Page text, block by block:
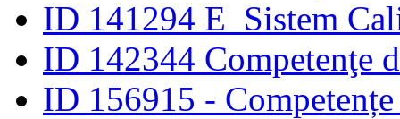
ID 141294 E_Sistem
ID 142344 Competenţe
ID 156915 -